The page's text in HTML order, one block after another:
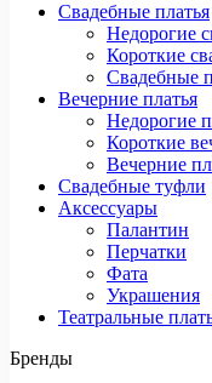
Свадебные платья
Недорогие
Короткие
Свадебные
Вечерние платья
Недорогие
Короткие
Вечерние
Свадебные туфли
Аксессуары
Палантин
Перчатки
Фата
Украшения
Театральные
Бренды